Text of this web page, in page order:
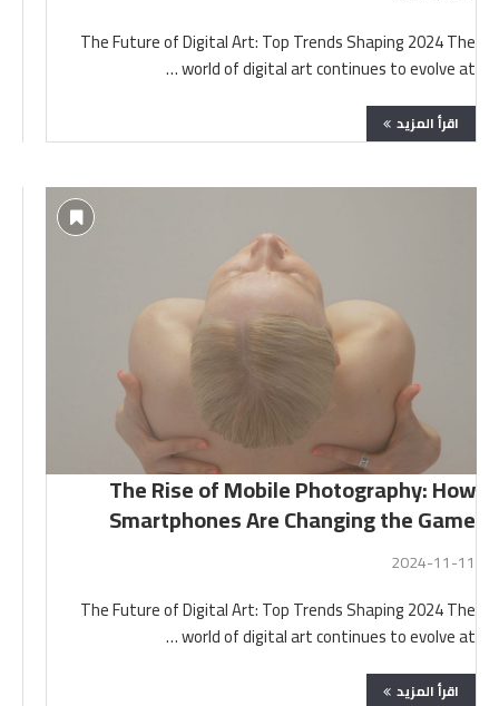
The Future of Digital Art: Top Trends Shaping 2024 The
world of digital art continues to evolve at …
اقرأ المزيد
The Rise of Mobile Photography: How
Smartphones Are Changing the Game
2024-11-11
The Future of Digital Art: Top Trends Shaping 2024 The
world of digital art continues to evolve at …
اقرأ المزيد